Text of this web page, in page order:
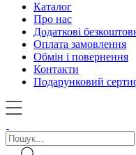
Каталог
Про нас
Додаткові
Оплата замовлення
Обмін і повернення
Контакти
Подарунковий